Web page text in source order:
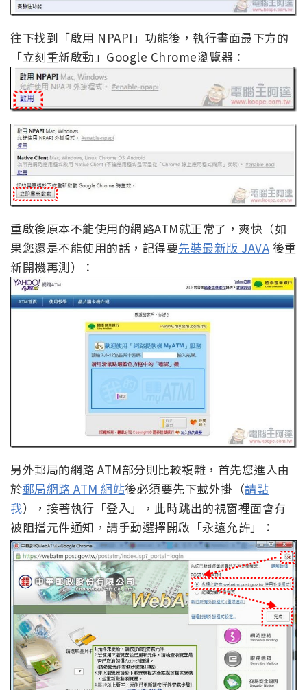
往下找到「啟用 NPAPI」功能後，執行畫面最下方的
「立刻重新啟動」Google Chrome瀏覽器：
重啟後原本不能使用的網路ATM就正常了，爽快（如
果您還是不能使用的話，記得要先裝最新版 JAVA 後重
新開機再測）：
另外郵局的網路 ATM部分則比較複雜，首先您進入由
於郵局網路 ATM 網站後必須要先下載外掛（請點
我），接著執行「登入」，此時跳出的視窗裡面會有
被阻擋元件通知，請手動選擇開啟「永遠允許」：